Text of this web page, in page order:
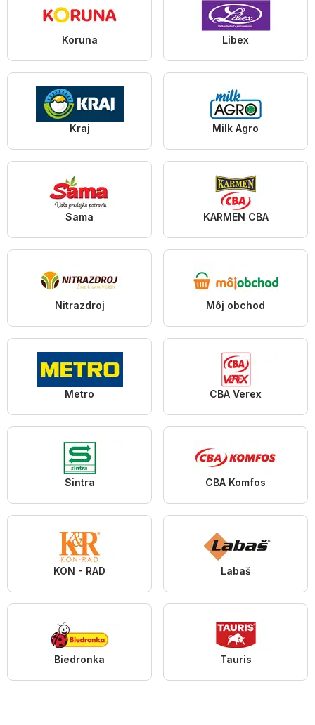
Koruna Libex
Kraj Milk Agro
Sama KARMEN CBA
Nitrazdroj Môj obchod
Metro CBA Verex
Sintra CBA Komfos
KON - RAD Labaš
Biedronka Tauris